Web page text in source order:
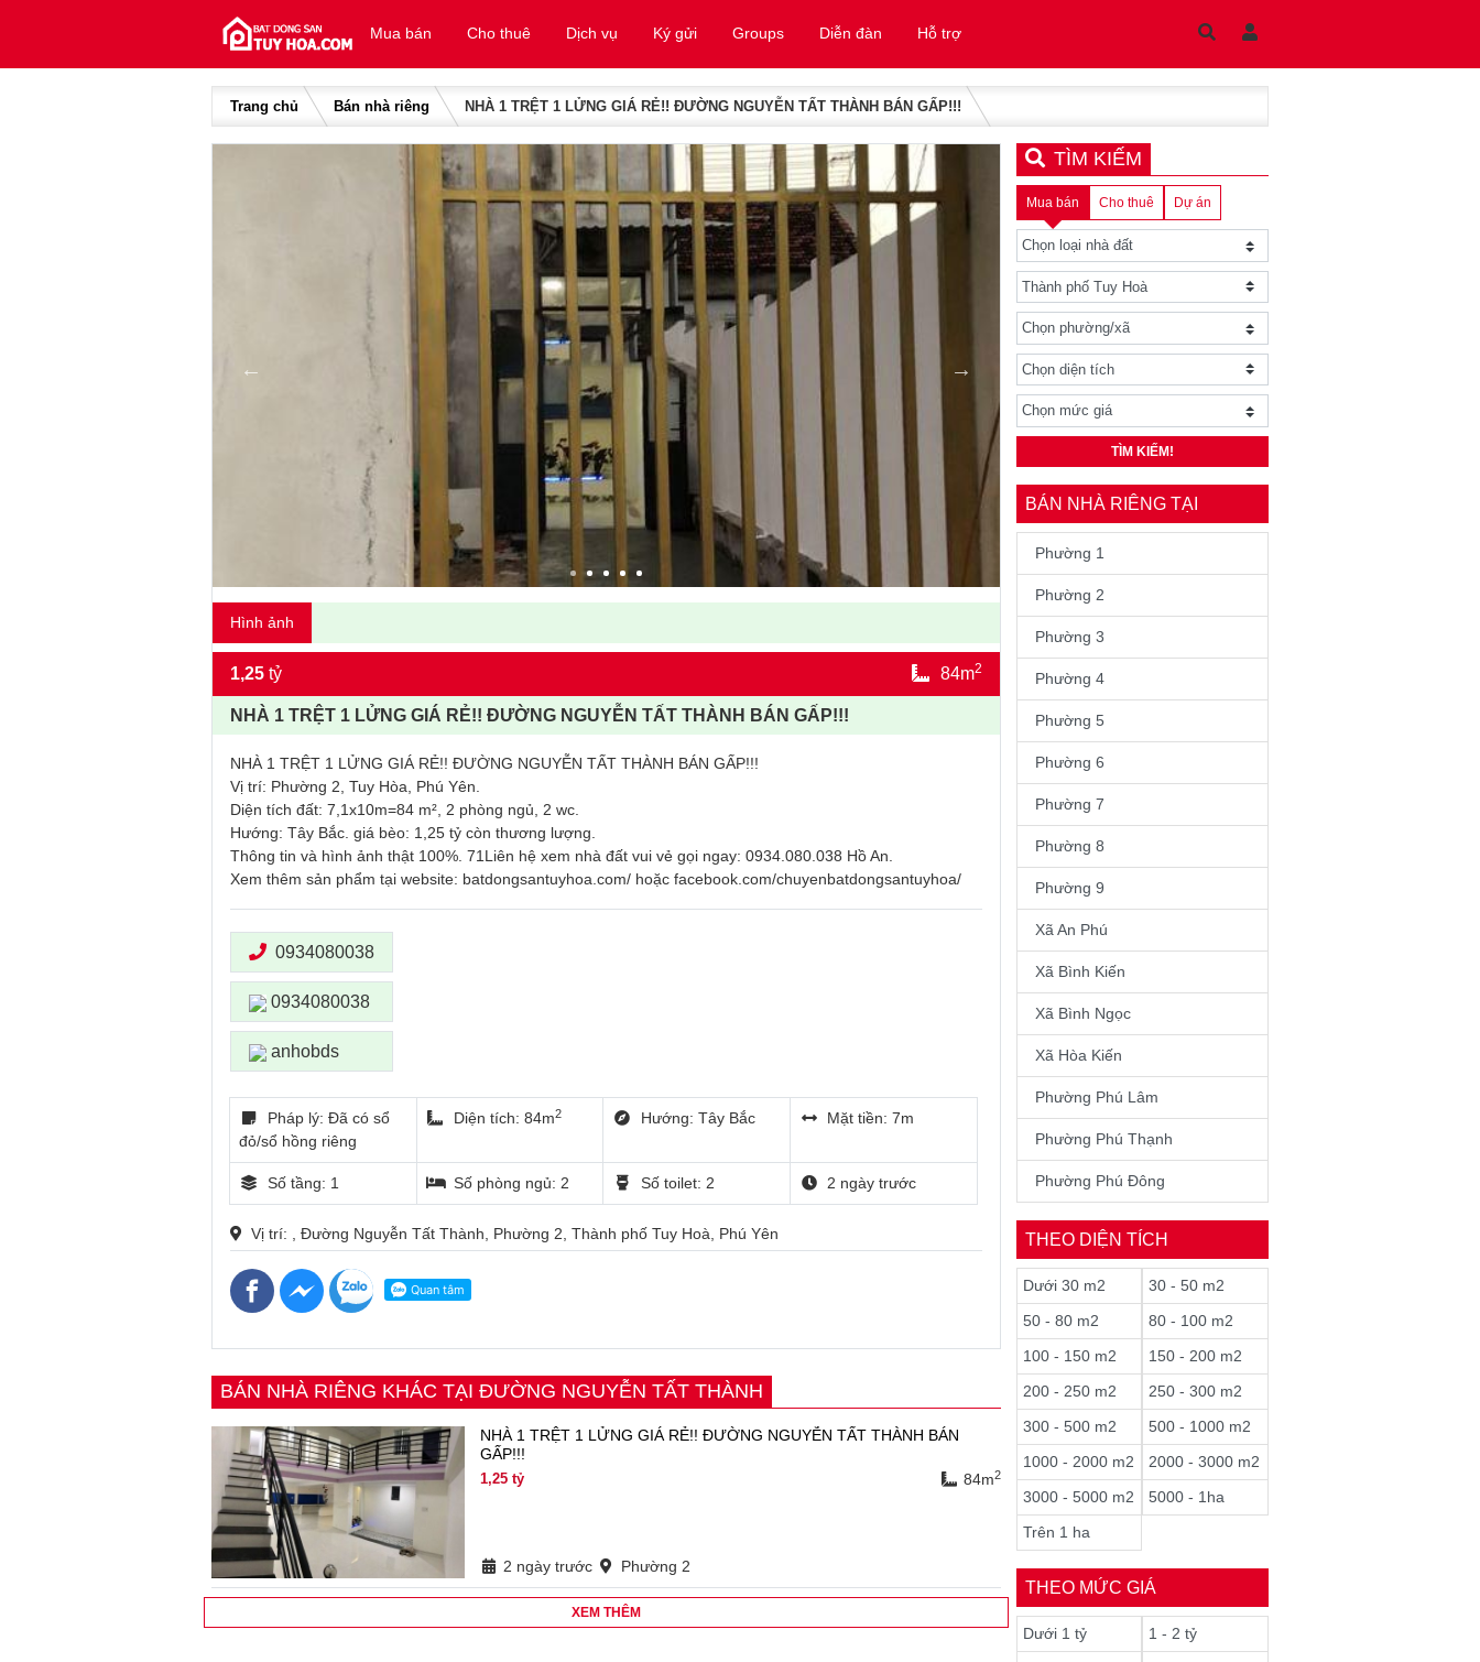
Mua bán
Cho thuê Dịch vụ Ký gửi Groups Diễn đàn Hỗ trợ
Trang chủ Bán nhà riêng NHÀ 1 TRỆT 1 LỬNG GIÁ RẺ!! ĐƯỜNG NGUYỄN TẤT THÀNH BÁN GẤP!!!
Hình ảnh
1,25 tỷ 84m2
NHÀ 1 TRỆT 1 LỬNG GIÁ RẺ!! ĐƯỜNG NGUYỄN TẤT THÀNH BÁN GẤP!!!
NHÀ 1 TRỆT 1 LỬNG GIÁ RẺ!! ĐƯỜNG NGUYỄN TẤT THÀNH BÁN GẤP!!!
Vị trí: Phường 2, Tuy Hòa, Phú Yên.
Diện tích đất: 7,1x10m=84 m², 2 phòng ngủ, 2 wc.
Hướng: Tây Bắc. giá bèo: 1,25 tỷ còn thương lượng.
Thông tin và hình ảnh thật 100%. 71Liên hệ xem nhà đất vui vẻ gọi ngay: 0934.080.038 Hồ An.
Xem thêm sản phẩm tại website: batdongsantuyhoa.com/ hoặc facebook.com/chuyenbatdongsantuyhoa/
0934080038
0934080038
anhobds
Pháp lý: Đã có sổ
đỏ/sổ hồng riêng
Diện tích: 84m2 Hướng: Tây Bắc Mặt tiền: 7m
Số tầng: 1 Số phòng ngủ: 2 Số toilet: 2 2 ngày trước
Vị trí: , Đường Nguyễn Tất Thành, Phường 2, Thành phố Tuy Hoà, Phú Yên
BÁN NHÀ RIÊNG KHÁC TẠI ĐƯỜNG NGUYỄN TẤT THÀNH
NHÀ 1 TRỆT 1 LỬNG GIÁ RẺ!! ĐƯỜNG NGUYỄN TẤT THÀNH BÁN
GẤP!!!
1,25tỷ 84m2
2 ngày trước Phường 2
XEM THÊM
TÌM KIẾM
Mua bán Cho thuê Dự án
TÌM KIẾM!
BÁN NHÀ RIÊNG TẠI
Phường 1
Phường 2
Phường 3
Phường 4
Phường 5
Phường 6
Phường 7
Phường 8
Phường 9
Xã An Phú
Xã Bình Kiến
Xã Bình Ngọc
Xã Hòa Kiến
Phường Phú Lâm
Phường Phú Thạnh
Phường Phú Đông
THEO DIỆN TÍCH
Dưới 30 m2
30 - 50 m2
50 - 80 m2
80 - 100 m2
100 - 150 m2
150 - 200 m2
200 - 250 m2
250 - 300 m2
300 - 500 m2
500 - 1000 m2
1000 - 2000 m2
2000 - 3000 m2
3000 - 5000 m2
5000 - 1ha
Trên 1 ha
THEO MỨC GIÁ
Dưới 1 tỷ
1 - 2 tỷ